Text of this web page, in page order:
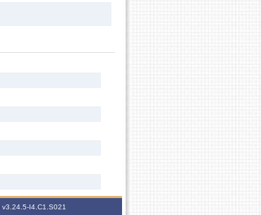
v3.24.5-I4.C1.S021